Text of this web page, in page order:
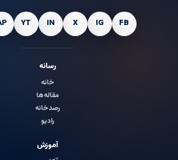
رسانه
خانه
مقاله‌ها
رصدخانه
رادیو
آموزش